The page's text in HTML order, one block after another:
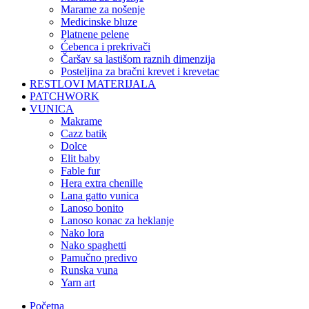
marame za nošenje
medicinske bluze
platnene pelene
ćebenca i prekrivači
čaršav sa lastišom raznih dimenzija
posteljina za bračni krevet i krevetac
RESTLOVI MATERIJALA
PATCHWORK
VUNICA
makrame
cazz batik
dolce
elit baby
fable fur
hera extra chenille
lana gatto vunica
lanoso bonito
lanoso konac za heklanje
nako lora
nako spaghetti
pamučno predivo
runska vuna
yarn art
Početna